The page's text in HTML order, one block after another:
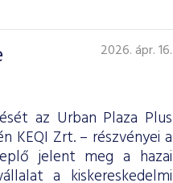
2026. ápr. 16.
az Urban Plaza Plus
KEQI Zrt. – részvényei a
jelent meg a hazai
a kiskereskedelmi